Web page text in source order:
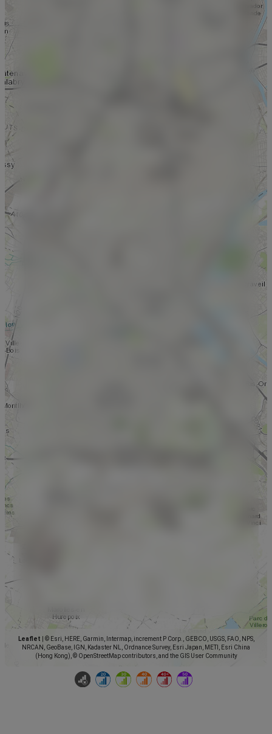
Leaflet
© Esri, HERE, Garmin, Intermap, increment P Corp., GEBCO, USGS, FAO, NPS,
NRCAN, GeoBase, IGN, Kadaster NL, Ordnance Survey, Esri Japan, METI, Esri China
(Hong Kong), © OpenStreetMap contributors, and the GIS User Community